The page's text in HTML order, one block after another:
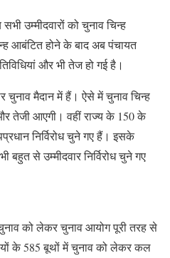
उम्मीदवारों को चुनाव चिन्ह
आबंटित होने के बाद अब पंचायत
और भी तेज हो गई है।
चुनाव मैदान में हैं। ऐसे में चुनाव चिन्ह
तेजी आएगी। वहीं राज्य के 150 के
निर्विरोध चुने गए हैं। इसके
बहुत से उम्मीदवार निर्विरोध चुने गए
को लेकर चुनाव आयोग पूरी तरह से
के 585 बूथों में चुनाव को लेकर कल